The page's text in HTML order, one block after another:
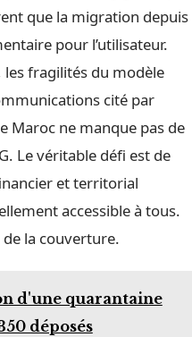
que la migration depuis
pour l’utilisateur.
fragilités du modèle
cité par
Maroc ne manque pas de
Le véritable défi est de
et territorial
accessible à tous.
la couverture.
d'une quarantaine
déposés